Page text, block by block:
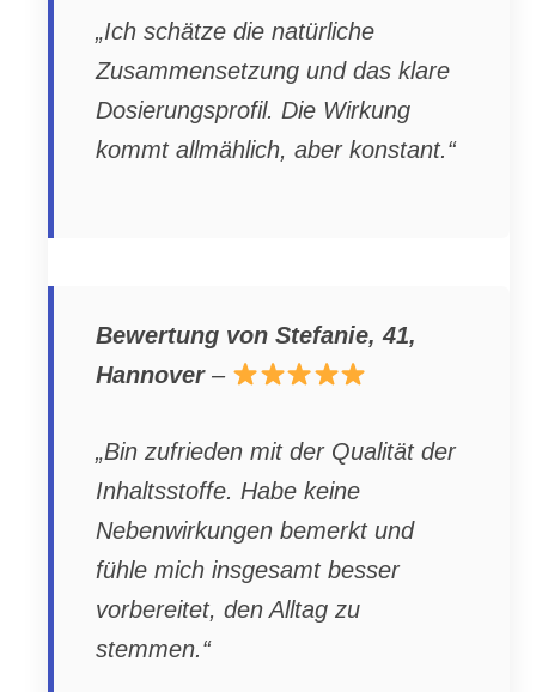
„Ich schätze die natürliche
Zusammensetzung und das klare
Dosierungsprofil. Die Wirkung
kommt allmählich, aber konstant.“
Bewertung von Stefanie, 41,
Hannover–
„Bin zufrieden mit der Qualität der
Inhaltsstoffe. Habe keine
Nebenwirkungen bemerkt und
fühle mich insgesamt besser
vorbereitet, den Alltag zu
stemmen.“